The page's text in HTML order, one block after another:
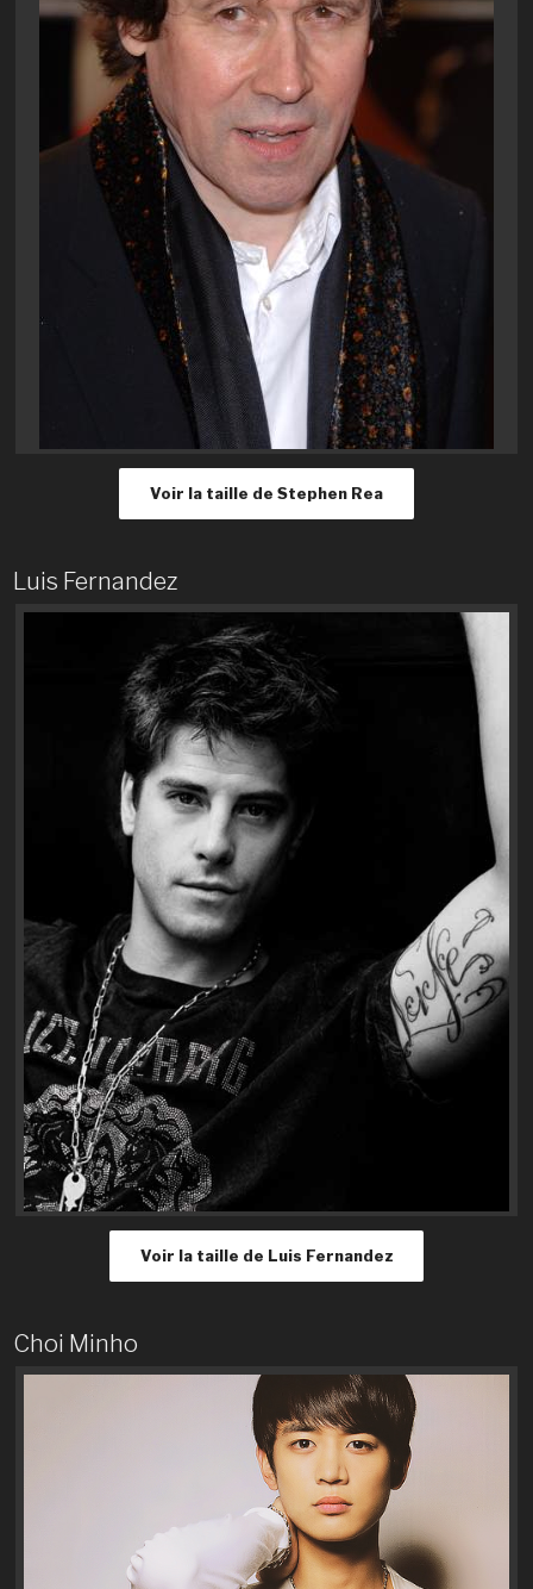
Voir la taille de Stephen Rea
Luis Fernandez
Voir la taille de Luis Fernandez
Choi Minho